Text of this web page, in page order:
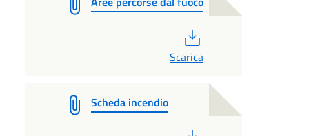
Scarica
Scheda incendio